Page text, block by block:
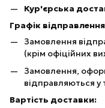
Кур'єрська
Графік
Замовлення
(крім офіційних
Замовлення,
відправляються
Вартість доставки: